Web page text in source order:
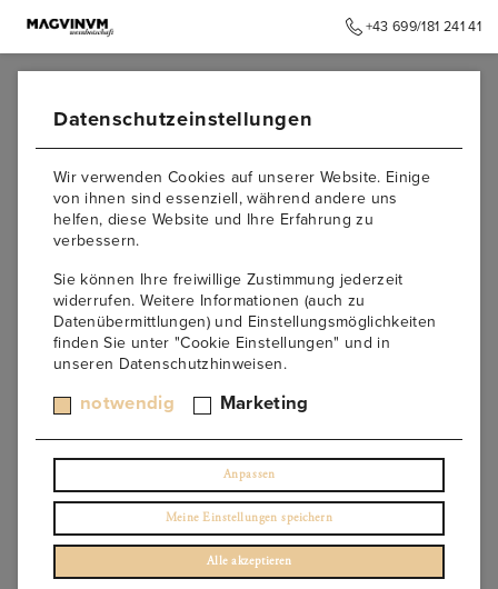
+43 699/181 241 41
Impressum
Informationspflicht laut §5 E-Commerce Gesetz, §14
Unternehmensgesetzbuch, §63 Gewerbeordnung und
MagvinuM – Weinbotschaft
Magdalena Dobesberger-Riedel
Weinberggasse 2,
3550 Langenlois,
Eventmanagement
UID-Nummer:ATU71460028
Tel.:+43 699 18124141
E-Mail:
OFFICE@MAGVINUM.COM
Datenschutzeinstellungen
Wir verwenden Cookies auf unserer Website. Einige
von ihnen sind essenziell, während andere uns
helfen, diese Website und Ihre Erfahrung zu
verbessern.
Sie können Ihre freiwillige Zustimmung jederzeit
widerrufen. Weitere Informationen (auch zu
Datenübermittlungen) und Einstellungsmöglichkeiten
finden Sie unter "Cookie Einstellungen" und in
unseren Datenschutzhinweisen.
notwendig Marketing
Anpassen
Meine Einstellungen speichern
Alle akzeptieren